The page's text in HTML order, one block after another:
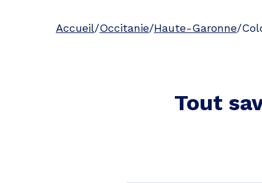
Accueil/Occitanie/Haute-Garonne/
Tout